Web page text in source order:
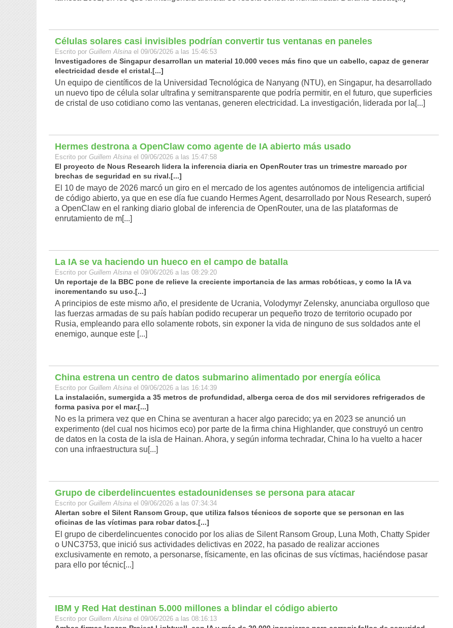
Células solares casi invisibles podrían convertir tus ventanas en paneles
Escrito por Guillem Alsina el 09/06/2026 a las 15:46:53
Investigadores de Singapur desarrollan un material 10.000 veces más fino que un cabello, capaz de generar
electricidad desde el cristal.[...]
Un equipo de científicos de la Universidad Tecnológica de Nanyang (NTU), en Singapur, ha desarrollado
un nuevo tipo de célula solar ultrafina y semitransparente que podría permitir, en el futuro, que superficies
de cristal de uso cotidiano como las ventanas, generen electricidad. La investigación, liderada por la[...]
Hermes destrona a OpenClaw como agente de IA abierto más usado
Escrito por Guillem Alsina el 09/06/2026 a las 15:47:58
El proyecto de Nous Research lidera la inferencia diaria en OpenRouter tras un trimestre marcado por
brechas de seguridad en su rival.[...]
El 10 de mayo de 2026 marcó un giro en el mercado de los agentes autónomos de inteligencia artificial
de código abierto, ya que en ese día fue cuando Hermes Agent, desarrollado por Nous Research, superó
a OpenClaw en el ranking diario global de inferencia de OpenRouter, una de las plataformas de
enrutamiento de m[...]
La IA se va haciendo un hueco en el campo de batalla
Escrito por Guillem Alsina el 09/06/2026 a las 08:29:20
Un reportaje de la BBC pone de relieve la creciente importancia de las armas robóticas, y como la IA va
incrementando su uso.[...]
A principios de este mismo año, el presidente de Ucrania, Volodymyr Zelensky, anunciaba orgulloso que
las fuerzas armadas de su país habían podido recuperar un pequeño trozo de territorio ocupado por
Rusia, empleando para ello solamente robots, sin exponer la vida de ninguno de sus soldados ante el
enemigo, aunque este [...]
China estrena un centro de datos submarino alimentado por energía eólica
Escrito por Guillem Alsina el 09/06/2026 a las 16:14:39
La instalación, sumergida a 35 metros de profundidad, alberga cerca de dos mil servidores refrigerados de
forma pasiva por el mar.[...]
No es la primera vez que en China se aventuran a hacer algo parecido; ya en 2023 se anunció un
experimento (del cual nos hicimos eco) por parte de la firma china Highlander, que construyó un centro
de datos en la costa de la isla de Hainan. Ahora, y según informa techradar, China lo ha vuelto a hacer
con una infraestructura su[...]
Grupo de ciberdelincuentes estadounidenses se persona para atacar
Escrito por Guillem Alsina el 09/06/2026 a las 07:34:34
Alertan sobre el Silent Ransom Group, que utiliza falsos técnicos de soporte que se personan en las
oficinas de las víctimas para robar datos.[...]
El grupo de ciberdelincuentes conocido por los alias de Silent Ransom Group, Luna Moth, Chatty Spider
o UNC3753, que inició sus actividades delictivas en 2022, ha pasado de realizar acciones
exclusivamente en remoto, a personarse, físicamente, en las oficinas de sus víctimas, haciéndose pasar
para ello por técnic[...]
IBM y Red Hat destinan 5.000 millones a blindar el código abierto
Escrito por Guillem Alsina el 09/06/2026 a las 08:16:13